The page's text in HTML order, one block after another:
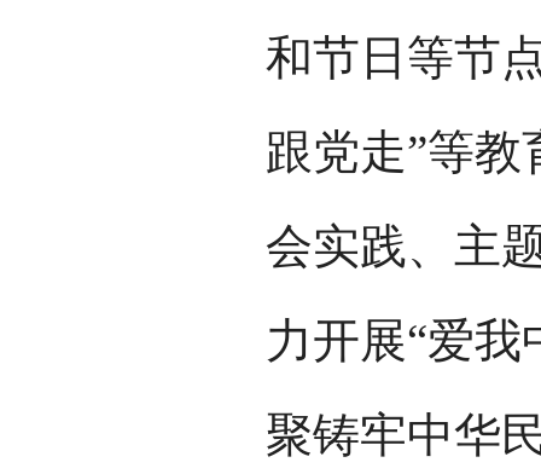
和节日等节
跟党走”等
会实践、主
力开展“爱
聚铸牢中华